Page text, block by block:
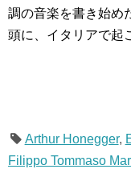
調の音楽を書き始め
頭に、イタリアで起
Arthur Honegger,
Filippo Tommaso